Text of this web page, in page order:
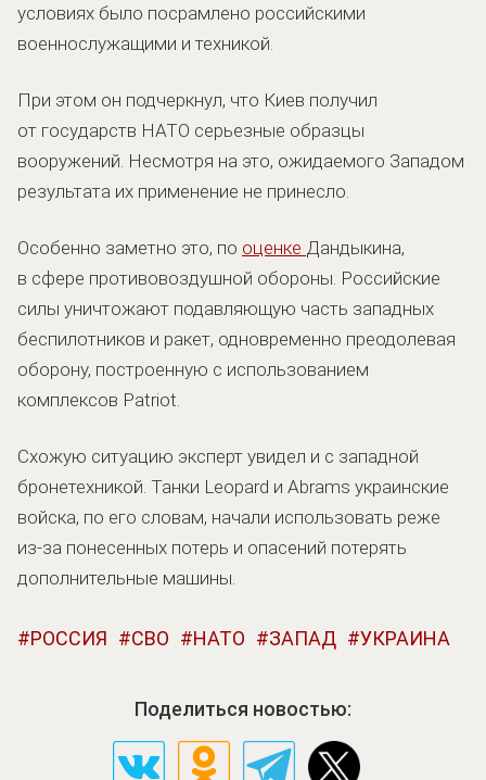
условиях было посрамлено российскими
военнослужащими и техникой.
При этом он подчеркнул, что Киев получил
от государств НАТО серьезные образцы
вооружений. Несмотря на это, ожидаемого Западом
результата их применение не принесло.
Особенно заметно это, по оценке Дандыкина,
в сфере противовоздушной обороны. Российские
силы уничтожают подавляющую часть западных
беспилотников и ракет, одновременно преодолевая
оборону, построенную с использованием
комплексов Patriot.
Схожую ситуацию эксперт увидел и с западной
бронетехникой. Танки Leopard и Abrams украинские
войска, по его словам, начали использовать реже
из-за понесенных потерь и опасений потерять
дополнительные машины.
РОССИЯ СВО НАТО ЗАПАД УКРАИНА
Поделиться новостью: